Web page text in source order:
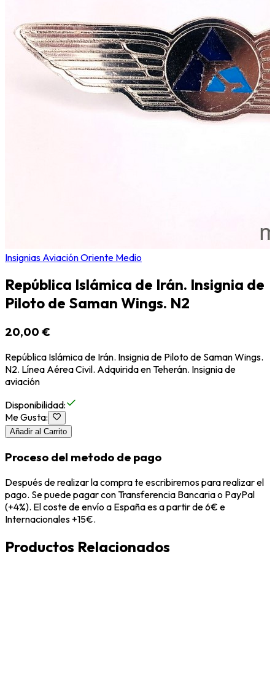
Insignias Aviación Oriente Medio
República Islámica de Irán. Insignia de
Piloto de Saman Wings. N2
20,00 €
República Islámica de Irán. Insignia de Piloto de Saman Wings.
N2. Línea Aérea Civil. Adquirida en Teherán. Insignia de
aviación
Disponibilidad:
Me Gusta:
Añadir al Carrito
Proceso del metodo de pago
Después de realizar la compra te escribiremos para realizar el
pago. Se puede pagar con Transferencia Bancaria o PayPal
(+4%). El coste de envío a España es a partir de 6€ e
Internacionales +15€.
Productos Relacionados